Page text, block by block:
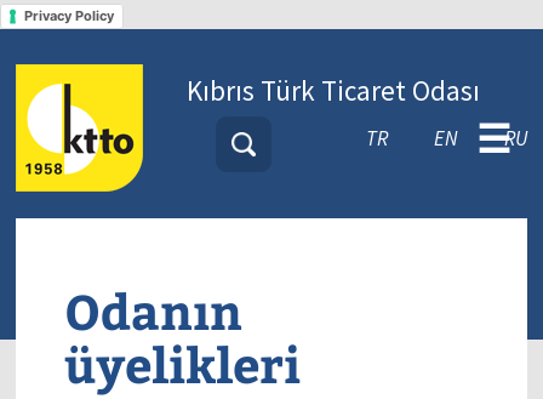
Privacy Policy
Kıbrıs Türk Ticaret Odası
TR EN RU
☰
Odanın
üyelikleri